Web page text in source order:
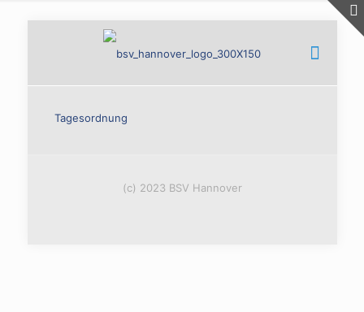
Tagesordnung
(c) 2023 BSV Hannover